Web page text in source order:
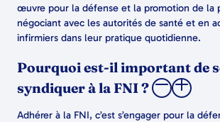
œuvre pour la défense et la promotion de la
négociant avec les autorités de santé et en
infirmiers dans leur pratique quotidienne.
Pourquoi est-il important de
syndiquer à la FNI ?
Adhérer à la FNI, c’est s’engager pour la